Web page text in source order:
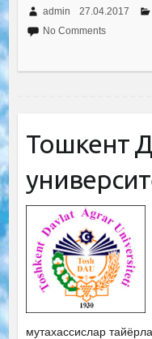
admin 27.04.2017
No Comments
Тошкент
мутахассислар